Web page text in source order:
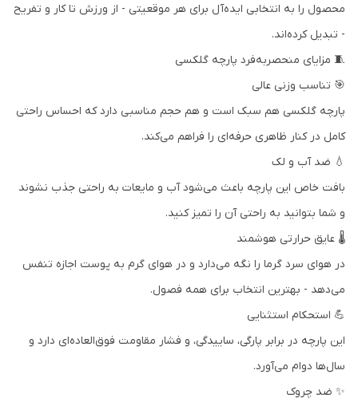
محصول را به انتخابی ایده‌آل برای هر موقعیتی - از ورزش تا کار و تفریح
- تبدیل کرده‌اند.
🧵 مزایای منحصربه‌فرد پارچه گلکسی
🎯 تناسب وزنی عالی
پارچه گلکسی هم سبک است و هم حجم مناسبی دارد که احساس راحتی
کامل در کنار ظاهری حرفه‌ای را فراهم می‌کند.
💧 ضد آب و لک
بافت خاص این پارچه باعث می‌شود آب و مایعات به راحتی جذب نشوند
و شما بتوانید به راحتی آن را تمیز کنید.
🌡️ عایق حرارتی هوشمند
در هوای سرد گرما را نگه می‌دارد و در هوای گرم به پوست اجازه تنفس
می‌دهد - بهترین انتخاب برای همه فصول.
💪 استحکام استثنایی
این پارچه در برابر پارگی، ساییدگی، و فشار مقاومت فوق‌العاده‌ای دارد و
سال‌ها دوام می‌آورد.
✨ ضد چروک